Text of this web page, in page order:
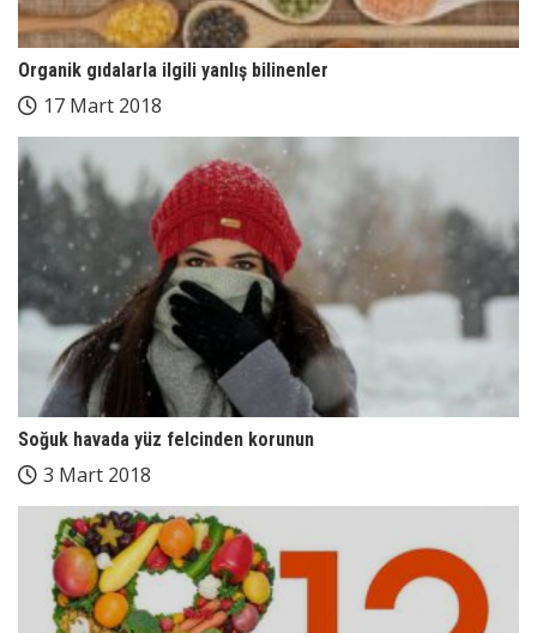
Organik gıdalarla ilgili yanlış bilinenler
17 Mart 2018
Soğuk havada yüz felcinden korunun
3 Mart 2018